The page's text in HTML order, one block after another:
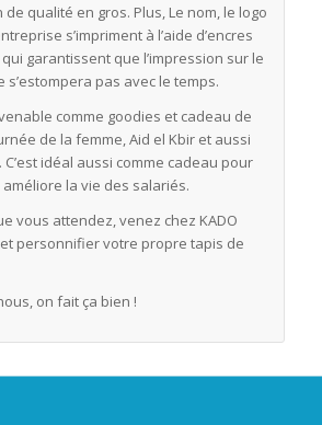
qualité en gros. Plus, Le nom, le logo
s’impriment à l’aide d’encres
garantissent que l’impression sur le
pas avec le temps.
comme goodies et cadeau de
de la femme, Aid el Kbir et aussi
idéal aussi comme cadeau pour
la vie des salariés.
vous attendez, venez chez KADO
et personnifier votre propre tapis de
on fait ça bien !